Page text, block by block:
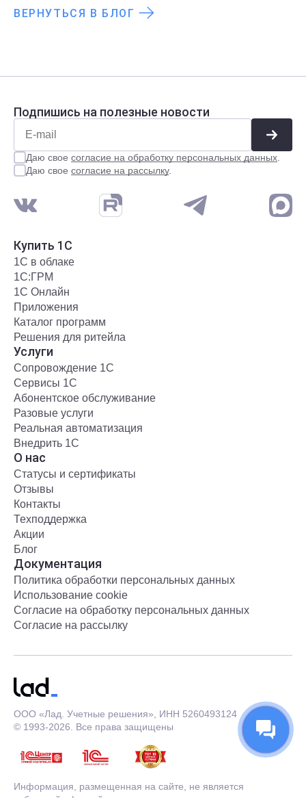
рассказали в статье.
ВЕРНУТЬСЯ В БЛОГ
Подпишись на полезные новости
Даю свое согласие на обработку персональных данных
Даю свое согласие на рассылку.
Купить 1С
1С в облаке
1С:ГРМ
1С Онлайн
Приложения
Каталог программ
Решения для ритейла
Услуги
Сопровождение 1С
Сервисы 1С
Абонентское обслуживание
Разовые услуги
Реальная автоматизация
Внедрить 1С
О нас
Статусы и сертификаты
Отзывы
Контакты
Техподдержка
Акции
Блог
Документация
Политика обработки персональных данных
Использование cookie
Согласие на обработку персональных данных
Согласие на рассылку
ООО «Лад. Учетные решения», ИНН 5260493124
© 1993-2026. Все права защищены
Информация, размещенная на сайте, не является